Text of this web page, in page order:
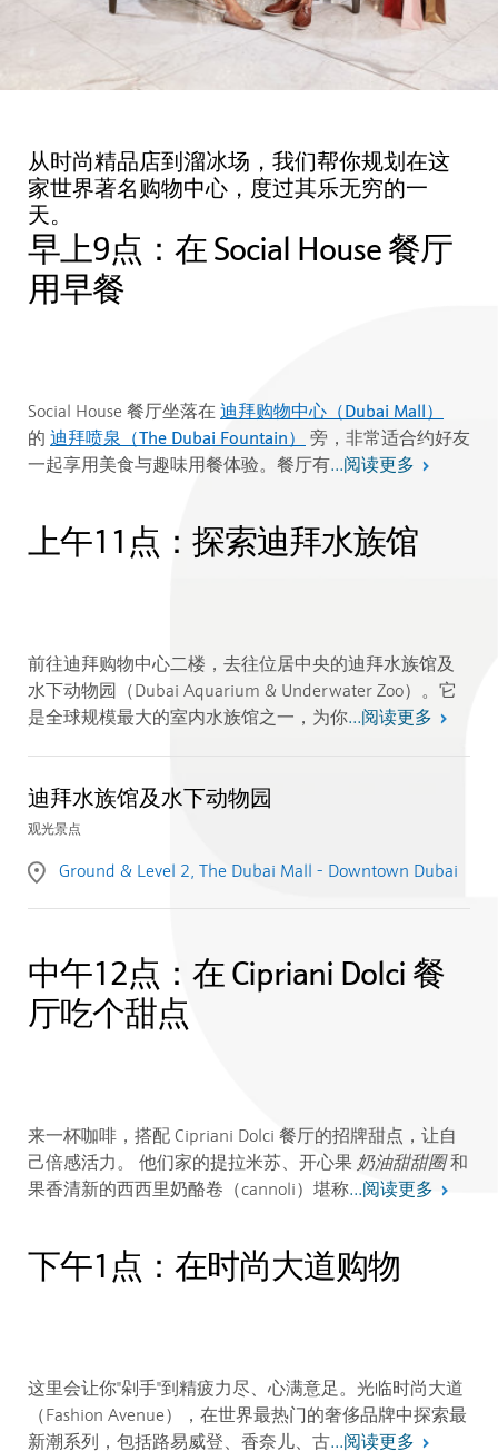
从时尚精品店到溜冰场，我们帮你规划在这
家世界著名购物中心，度过其乐无穷的一
天。
早上9点：在 Social House 餐厅
用早餐
Social House 餐厅坐落在迪拜购物中心（Dubai Mall）
的 迪拜喷泉（The Dubai Fountain）
旁，非常适合约好友
一起享用美食与趣味用餐体验。餐厅有...阅读更多
上午11点：探索迪拜水族馆
前往迪拜购物中心二楼，去往位居中央的迪拜水族馆及
水下动物园（Dubai Aquarium & Underwater Zoo） 。它
是全球规模最大的室内水族馆之一，为你...阅读更多
迪拜水族馆及水下动物园
观光景点
Ground & Level 2, The Dubai Mall - Downtown Dubai
中午12点：在 Cipriani Dolci 餐
厅吃个甜点
来一杯咖啡，搭配 Cipriani Dolci 餐厅的招牌甜点，让自
己倍感活力。 他们家的提拉米苏、开心果 奶油甜甜圈和
果香清新的西西里奶酪卷（cannoli）堪称...阅读更多
下午1点：在时尚大道购物
这里会让你"剁手"到精疲力尽、心满意足。光临时尚大道
（Fashion Avenue），在世界最热门的奢侈品牌中探索最
新潮系列，包括路易威登、香奈儿、古...阅读更多